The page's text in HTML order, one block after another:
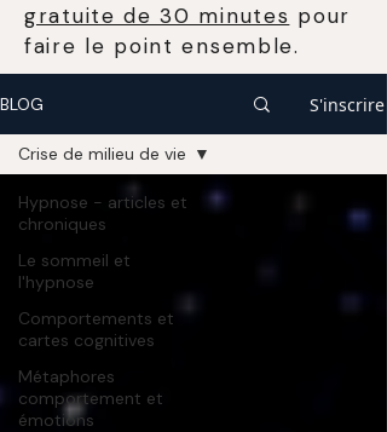
gratuite de 30 minutes pour
faire le point ensemble.
BLOG S'inscrire
Hypnose - articles et
chroniques
Le sommeil et
l'hypnose
Comportements et
cartes cognitives
Métaphores
comportement et
émotions
Crise de milieu de vie